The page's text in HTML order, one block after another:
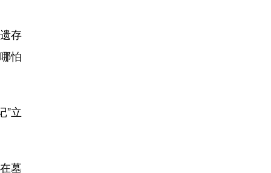
存
怕
”立
墓